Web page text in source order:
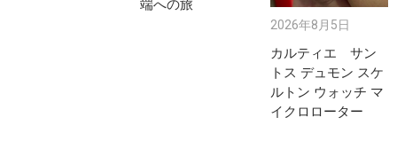
端への旅
2026年8月5日
カルティエ サン
トス デュモン スケ
ルトン ウォッチ マ
イクロローター